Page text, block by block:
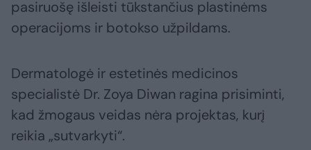
pasiruošę išleisti tūkstančius plastinėms
operacijoms ir botokso užpildams.
Dermatologė ir estetinės medicinos
specialistė Dr. Zoya Diwan ragina prisiminti,
kad žmogaus veidas nėra projektas, kurį
reikia „sutvarkyti“.